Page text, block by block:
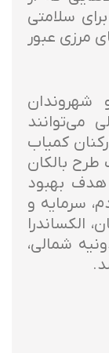
سلامتی
مرزی عبور
شهروندان
می‌توانند
کمیاب
طرح بالکان
هدف بهبود
سرمایه و
الکساندرا
شمالی،